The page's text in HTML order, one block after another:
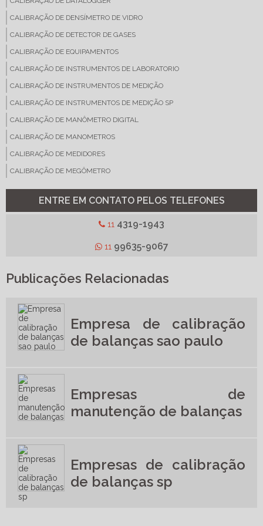
CALIBRAÇÃO DE DENSÍMETRO DE VIDRO
CALIBRAÇÃO DE DETECTOR DE GASES
CALIBRAÇÃO DE EQUIPAMENTOS
CALIBRAÇÃO DE INSTRUMENTOS DE LABORATORIO
CALIBRAÇÃO DE INSTRUMENTOS DE MEDIÇÃO
CALIBRAÇÃO DE INSTRUMENTOS DE MEDIÇÃO SP
CALIBRAÇÃO DE MANÔMETRO DIGITAL
CALIBRAÇÃO DE MANOMETROS
CALIBRAÇÃO DE MEDIDORES
CALIBRAÇÃO DE MEGÔMETRO
CALIBRAÇÃO DE MICROPIPETA
CALIBRAÇÃO DE MULTIMETRO DIGITAL
CALIBRAÇÃO DE PHMETRO
CALIBRAÇÃO DE TERMOMETRO
CALIBRAÇÃO DE TERMOMETRO INFRAVERMELHO SP
CALIBRAÇÃO DE TERMOMETRO SP
CALIBRAÇÃO DE TURBIDIMETRO
CALIBRAÇÃO DETECTOR 4 GASES
CALIBRAÇÃO E MANUTENÇÃO DE INSTRUMENTOS DE MEDIÇÃO
CALIBRAÇÃO ESTUFA
CALIBRAR MEDIDOR DE VAZÃO
EMPRESA DE CALIBRAÇÃO DE BALANÇAS SAO PAULO
EMPRESA DE CALIBRAÇÃO DE INSTRUMENTOS
EMPRESA DE CALIBRAÇÃO DE INSTRUMENTOS DE MEDIÇÃO
ENTRE EM CONTATO PELOS TELEFONES
11 4319-1943
11 99635-9067
Publicações Relacionadas
Empresa de calibração
de balanças sao paulo
Empresas de
manutenção de balanças
Empresas de calibração
de balanças sp